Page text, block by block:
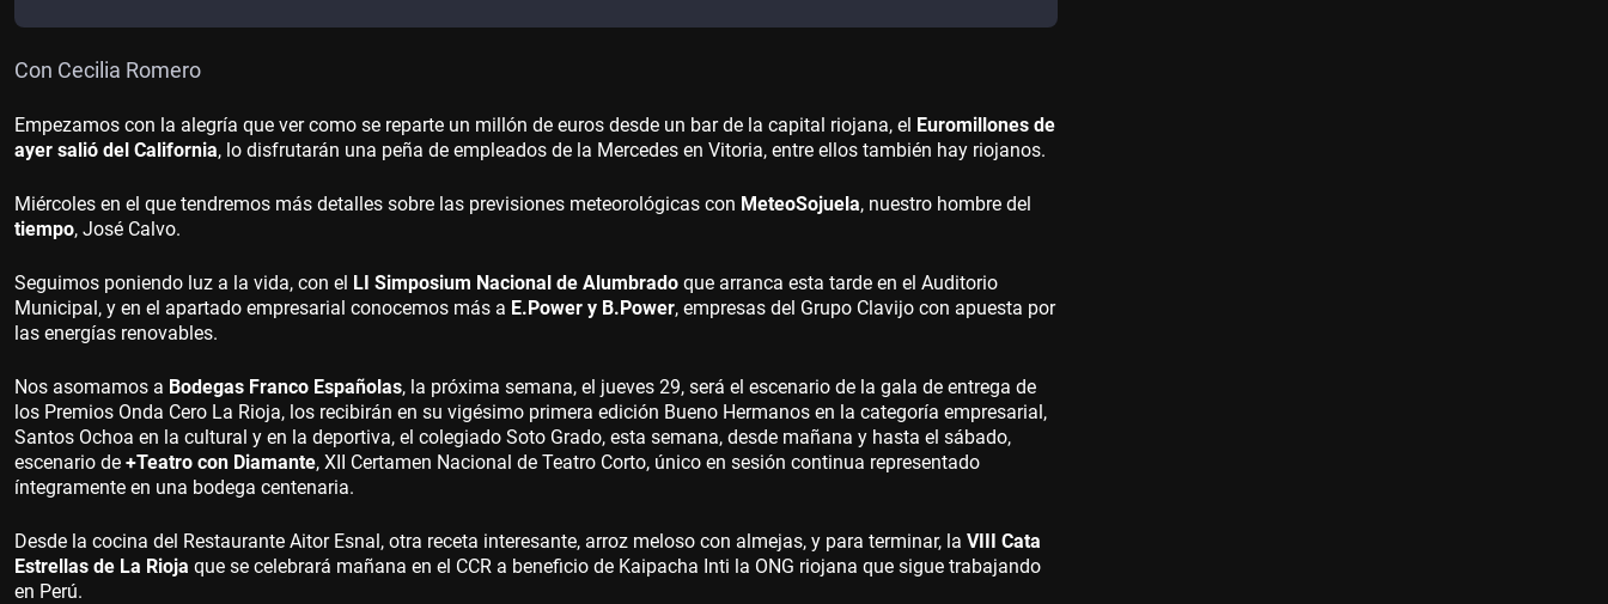
Con Cecilia Romero
Empezamos con la alegría que ver como se reparte un millón de euros desde un bar de la capital riojana, el Euromillones de
ayer salió del California, lo disfrutarán una peña de empleados de la Mercedes en Vitoria, entre ellos también hay riojanos.
Miércoles en el que tendremos más detalles sobre las previsiones meteorológicas con MeteoSojuela, nuestro hombre del
tiempo, José Calvo.
Seguimos poniendo luz a la vida, con el LI Simposium Nacional de Alumbrado que arranca esta tarde en el Auditorio
Municipal, y en el apartado empresarial conocemos más a E.Power y B.Power, empresas del Grupo Clavijo con apuesta por
las energías renovables.
Nos asomamos a Bodegas Franco Españolas, la próxima semana, el jueves 29, será el escenario de la gala de entrega de
los Premios Onda Cero La Rioja, los recibirán en su vigésimo primera edición Bueno Hermanos en la categoría empresarial,
Santos Ochoa en la cultural y en la deportiva, el colegiado Soto Grado, esta semana, desde mañana y hasta el sábado,
escenario de +Teatro con Diamante, XII Certamen Nacional de Teatro Corto, único en sesión continua representado
íntegramente en una bodega centenaria.
Desde la cocina del Restaurante Aitor Esnal, otra receta interesante, arroz meloso con almejas, y para terminar, la VIII Cata
Estrellas de La Rioja que se celebrará mañana en el CCR a beneficio de Kaipacha Inti la ONG riojana que sigue trabajando
en Perú.